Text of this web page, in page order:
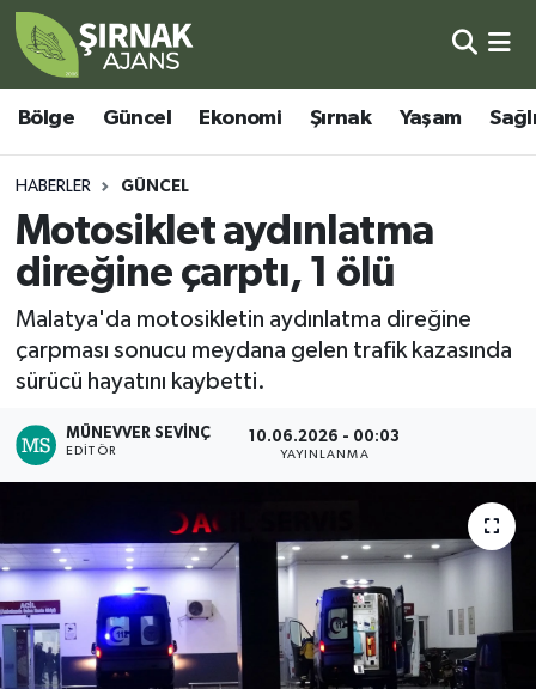
Bölge Güncel Ekonomi Şırnak Yaşam
HABERLER GÜNCEL
Motosiklet aydınlatma
direğine çarptı, 1 ölü
Malatya'da motosikletin aydınlatma direğine
çarpması sonucu meydana gelen trafik kazasında
sürücü hayatını kaybetti.
MÜNEVVER SEVINÇ
EDITÖR
10.06.2026 - 00:03
YAYINLANMA
Bölge
Güncel
Ekonomi
Şırnak
Yaşam
Sağlık
Eğitim
Kültür - Sanat
Siyaset
Spor
Şırnak Nöbetçi Eczaneler
Şırnak Hava Durumu
Şirnak Namaz Vakitleri
Şırnak Trafik Yoğunluk Haritası
Süper Lig Puan Durumu ve Fikstür
Tüm Manşetler
Son Dakika Haberleri
Haber Arşivi